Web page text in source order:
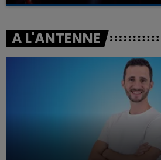
A L'ANTENNE